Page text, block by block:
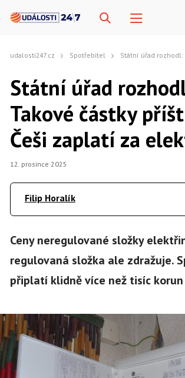
udalosti247.cz Spotřebitel Státní úřad rozhodl: Takové
Státní úřad
Takové částky
Češi zaplatí za
12. prosince 2025
Filip Horalík
Ceny neregulované složky
regulovaná složka ale zdražuje.
připlatí klidně více než tisíc korun